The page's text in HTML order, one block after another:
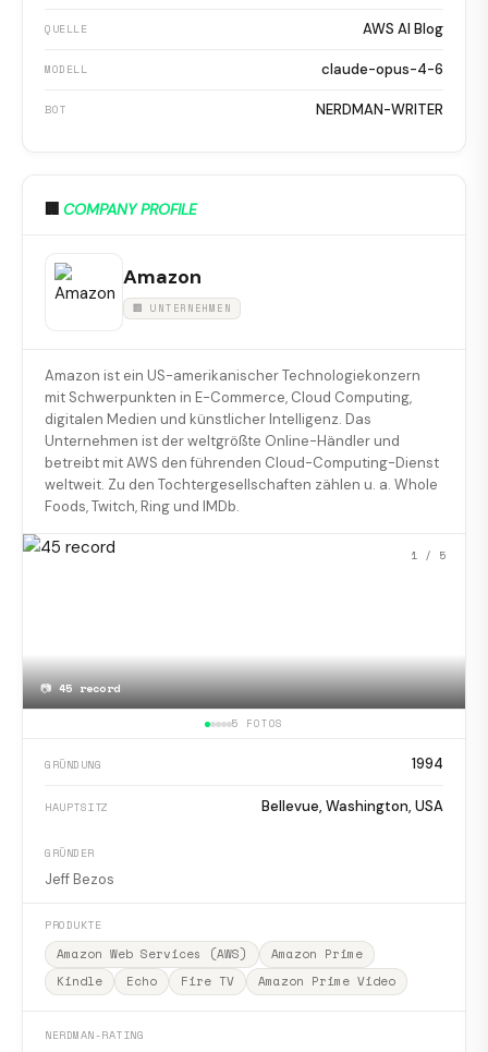
QUELLE AWS AI Blog
MODELL claude-opus-4-6
BOT NERDMAN-WRITER
🏢 COMPANY PROFILE
Amazon
🏢 UNTERNEHMEN
Amazon ist ein US-amerikanischer Technologiekonzern
mit Schwerpunkten in E-Commerce, Cloud Computing,
digitalen Medien und künstlicher Intelligenz. Das
Unternehmen ist der weltgrößte Online-Händler und
betreibt mit AWS den führenden Cloud-Computing-Dienst
weltweit. Zu den Tochtergesellschaften zählen u. a. Whole
Foods, Twitch, Ring und IMDb.
📷45 record
1 / 5
5 FOTOS
GRÜNDUNG 1994
HAUPTSITZ Bellevue, Washington, USA
GRÜNDER
Jeff Bezos
PRODUKTE
Amazon Web Services (AWS)
Amazon Prime
Kindle
Echo Fire TV Amazon Prime Video
NERDMAN-RATING